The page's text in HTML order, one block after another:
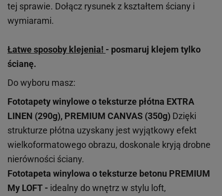
tej sprawie. Dołącz rysunek z kształtem ściany i
wymiarami.
Łatwe sposoby klejenia! - posmaruj klejem tylko
ścianę.
Do wyboru masz:
Fototapety winylowe oteksturze płótna EXTRA
LINEN (290g), PREMIUM CANVAS (350g) Dzięki
strukturze płótna uzyskany jest wyjątkowy efekt
wielkoformatowego obrazu, doskonale kryją drobne
nierówności ściany.
Fototapeta winylowa oteksturze betonu PREMIUM
My LOFT - idealny do wnętrz w stylu loft,